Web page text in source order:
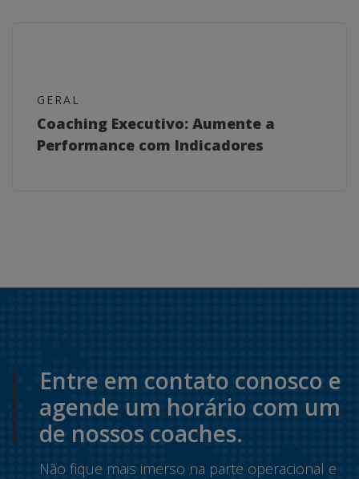
GERAL
Coaching Executivo: Aumente a
Performance com Indicadores
Entre em contato conosco e
agende um horário com um
de nossos coaches.
Não fique mais imerso na parte operacional e